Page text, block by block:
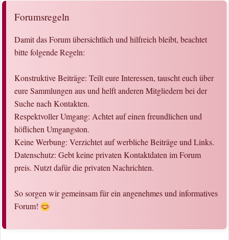
Forumsregeln
Damit das Forum übersichtlich und hilfreich bleibt, beachtet
bitte folgende Regeln:
Konstruktive Beiträge: Teilt eure Interessen, tauscht euch über
eure Sammlungen aus und helft anderen Mitgliedern bei der
Suche nach Kontakten.
Respektvoller Umgang: Achtet auf einen freundlichen und
höflichen Umgangston.
Keine Werbung: Verzichtet auf werbliche Beiträge und Links.
Datenschutz: Gebt keine privaten Kontaktdaten im Forum
preis. Nutzt dafür die privaten Nachrichten.
So sorgen wir gemeinsam für ein angenehmes und informatives
Forum!